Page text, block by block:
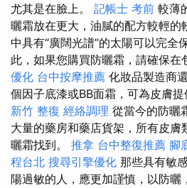
尤其是在臉上。 記帳士 考前 較薄
曬霜放在更大，油膩的配方較輕的
中具有“廣闊光譜”的太陽可以完全
此，如果您購買防曬霜，請確保在
優化 台中按摩推薦 化妝品製造商
個因子底漆或BB面霜，可為皮膚提
新竹 整復 經絡調理 從當今的防曬
大量的藥房和藥店貨架，所有皮膚
曬霜找到。 推拿 台中整復推薦 腳
程台北 搜尋引擎優化 那些具有敏
陽過敏的人，應更加謹慎，以防曬